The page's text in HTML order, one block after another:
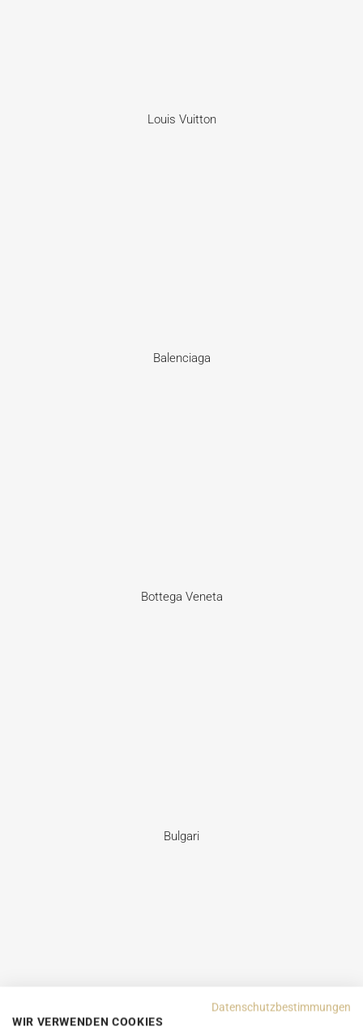
Louis Vuitton
Balenciaga
Bottega Veneta
Bulgari
Datenschutzbestimmungen
WIR VERWENDEN COOKIES